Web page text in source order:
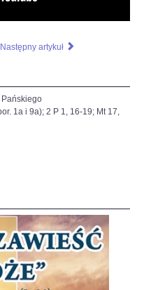
Następny artykuł
1a i 9a); 2 P 1, 16-19; Mt 17,